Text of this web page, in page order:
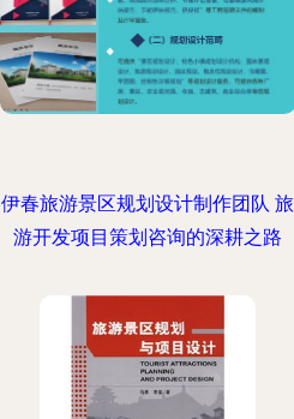
伊春旅游景区规划设计制作团队 旅
游开发项目策划咨询的深耕之路